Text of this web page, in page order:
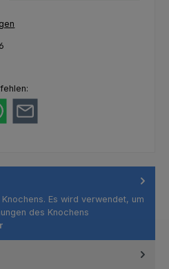
Es wird verwendet, um
des Knochens